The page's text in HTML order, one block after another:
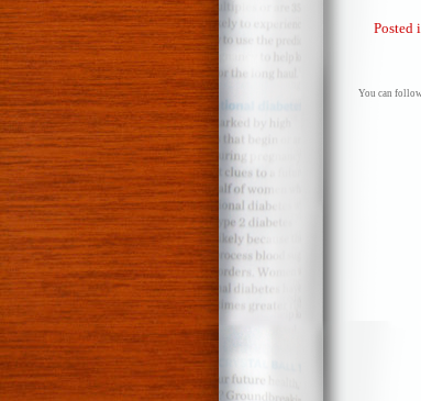
Posted
You can